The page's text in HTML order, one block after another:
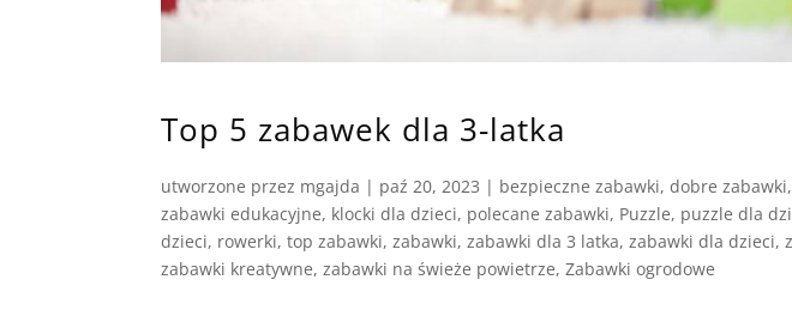
Top 5 zabawek dla 3-latka
utworzone przez mgajda | paź 20, 2023 | bezpieczne zabawki,dobre zabawki,
zabawki edukacyjne, klocki dla dzieci, polecane zabawki, Puzzle, puzzle dla
dzieci, rowerki,top zabawki,zabawki,zabawki dla 3 latka,zabawki dla dzieci,
zabawki kreatywne,zabawki na świeże powietrze,Zabawki ogrodowe